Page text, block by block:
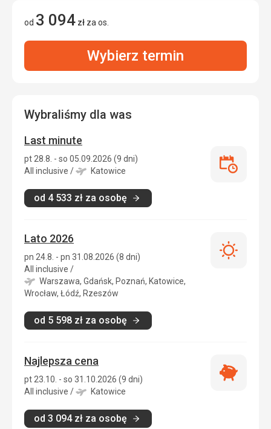
od 3 094 zł za os.
Wybierz termin
Wybraliśmy dla was
Last minute
pt 28.8. - so 05.09.2026 (9 dni)
All inclusive / Katowice
od 4 533 zł za osobę
Last
Lato 2026
pn 24.8. - pn 31.08.2026 (8 dni)
All inclusive /
Warszawa, Gdańsk, Poznań, Katowice,
Wrocław, Łódź, Rzeszów
od 5 598 zł za osobę
Lato
Najlepsza cena
pt 23.10. - so 31.10.2026 (9 dni)
All inclusive / Katowice
od 3 094zł za osobę
Najlepsza